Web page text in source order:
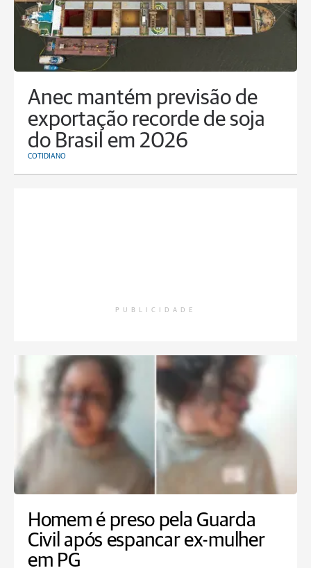
Anec mantém previsão de
exportação recorde de soja
do Brasil em 2026
COTIDIANO
PUBLICIDADE
Homem é preso pela Guarda
Civil após espancar ex-mulher
em PG